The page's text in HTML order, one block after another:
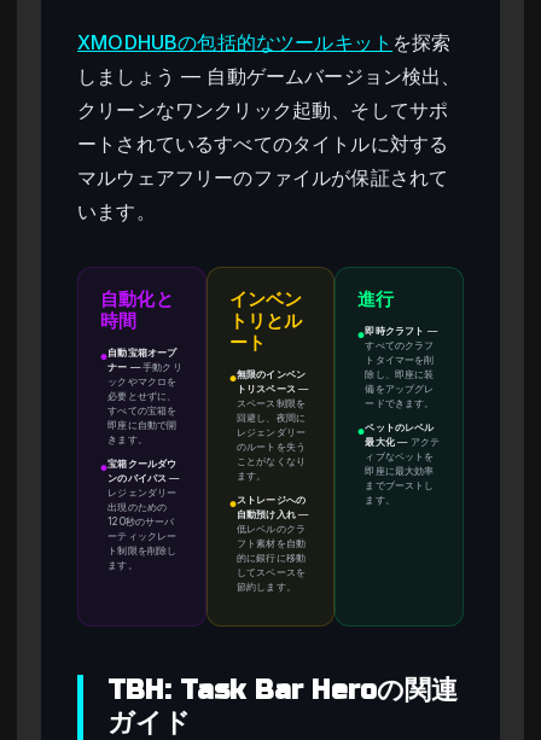
XMODHUBの包括的なツールキット を探索
しましょう — 自動ゲームバージョン検出、
クリーンなワンクリック起動、そしてサポ
ートされているすべてのタイトルに対する
マルウェアフリーのファイルが保証されて
います。
自動化と
時間
●自動宝箱オープ
ナー —手動クリ
ックやマクロを
必要とせずに、
すべての宝箱を
即座に自動で開
きます。
●宝箱クールダウ
ンのバイパス —
レジェンダリー
出現のための
120秒のサーバ
ーティックレー
ト制限を削除し
ます。
インベン
トリとル
ート
●無限のインベン
トリスペース —
スペース制限を
回避し、夜間に
レジェンダリー
のルートを失う
ことがなくなり
ます。
●ストレージへの
自動預け入れ—
低レベルのクラ
フト素材を自動
的に銀行に移動
してスペースを
節約します。
進行
●即時クラフト —
すべてのクラフ
トタイマーを削
除し、即座に装
備をアップグレ
ードできます。
●ペットのレベル
最大化— アクテ
ィブなペットを
即座に最大効率
までブーストし
ます。
TBH: Task Bar Heroの関連
ガイド